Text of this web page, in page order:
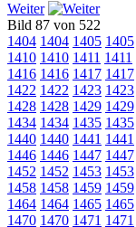
Weiter
Bild 87 von 522
1404 1404 1405 1405
1410 1410 1411 1411
1416 1416 1417 1417
1422 1422 1423 1423
1428 1428 1429 1429
1434 1434 1435 1435
1440 1440 1441 1441
1446 1446 1447 1447
1452 1452 1453 1453
1458 1458 1459 1459
1464 1464 1465 1465
1470 1470 1471 1471